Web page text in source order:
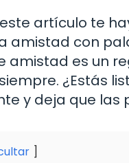
este artículo te
amistad con
amistad es un
¿Estás
y deja que